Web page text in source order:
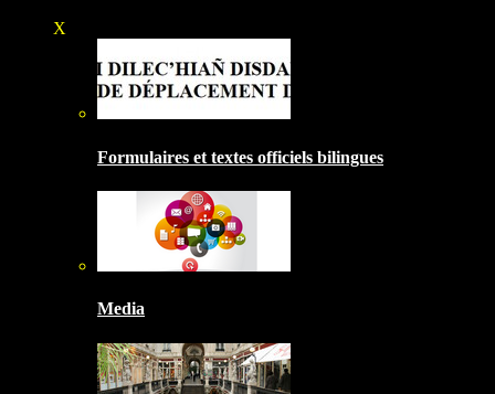
X
Formulaires et textes officiels bilingues
Media